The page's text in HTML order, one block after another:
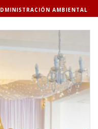
AMBIENTAL